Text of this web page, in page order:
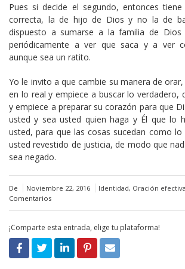
Pues si decide el segundo, entonces
correcta, la de hijo de Dios y no la de
dispuesto a sumarse a la familia de
periódicamente a ver que saca y a ver
aunque sea un ratito.
Yo le invito a que cambie su manera de
en lo real y empiece a buscar lo verdadero,
y empiece a preparar su corazón para que
usted y sea usted quien haga y Él que lo
usted, para que las cosas sucedan como lo
usted revestido de justicia, de modo que
sea negado.
De Noviembre 22, 2016 Identidad, Oración efectiva
Comentarios
¡Comparte esta entrada, elige tu plataforma!